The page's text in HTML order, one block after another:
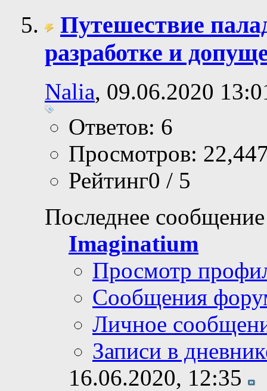
Путешествие
разработке и
Nalia, 09.06.2020
Ответов: 6
Просмотров:
Рейтинг0 / 5
Последнее
Imaginatium
Просмотр
Сообщения
Личное
Записи в
16.06.2020, 12:35